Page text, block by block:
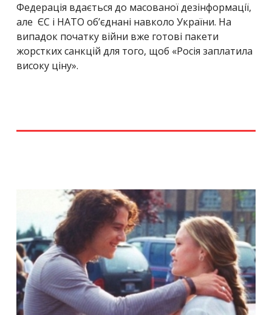
Федерація вдається до масованої дезінформації,
але ЄС і НАТО об’єднані навколо України. На
випадок початку війни вже готові пакети
жорстких санкцій для того, щоб «Росія заплатила
високу ціну».